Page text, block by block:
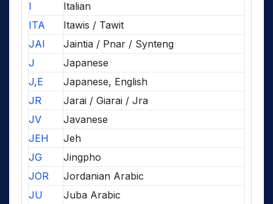
I
Italian
ITA
Itawis / Tawit
JAI
Jaintia / Pnar / Synteng
J
Japanese
J,E
Japanese, English
JR
Jarai / Giarai / Jra
JV
Javanese
JEH
Jeh
JG
Jingpho
JOR
Jordanian Arabic
JU
Juba Arabic